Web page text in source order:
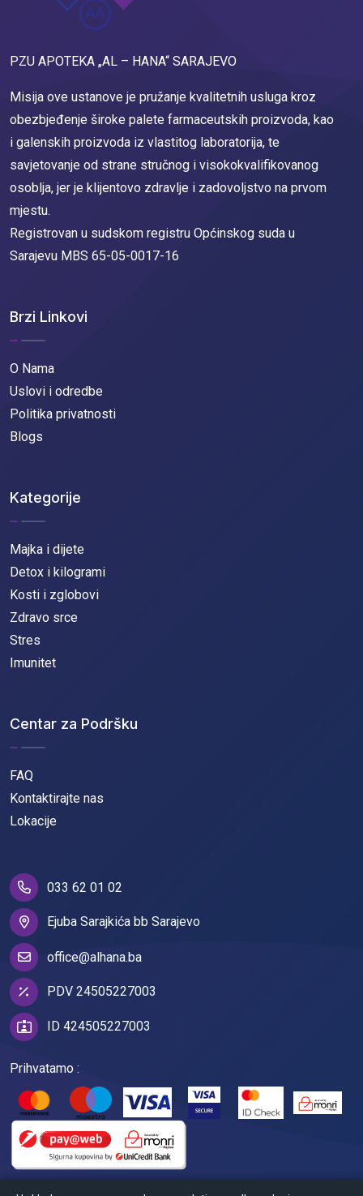
PZU APOTEKA „AL – HANA“ SARAJEVO
Misija ove ustanove je pružanje kvalitetnih usluga kroz
obezbjeđenje široke palete farmaceutskih proizvoda, kao
i galenskih proizvoda iz vlastitog laboratorija, te
savjetovanje od strane stručnog i visokokvalifikovanog
osoblja, jer je klijentovo zdravlje i zadovoljstvo na prvom
mjestu.
Registrovan u sudskom registru Općinskog suda u
Sarajevu MBS 65-05-0017-16
Brzi Linkovi
O Nama
Uslovi i odredbe
Politika privatnosti
Blogs
Kategorije
Majka i dijete
Detox i kilogrami
Kosti i zglobovi
Zdravo srce
Stres
Imunitet
Centar za Podršku
FAQ
Kontaktirajte nas
Lokacije
033 62 01 02
Ejuba Sarajkića bb Sarajevo
office@alhana.ba
PDV 24505227003
ID 424505227003
Prihvatamo :